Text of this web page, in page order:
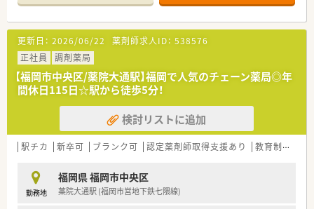
仕事帰りのお買い物や用事にも大変便利な環境にあります。
【法人特徴について】
■福岡県を中心にドラッグストアと調剤薬局を100店舗以上展
開しており、創業40年を超える地域密着型の安定した成長企業
です。
■調剤部門とドラッグ部門の分業が徹底されているため、薬剤師
はレジ打ちや品出しに追われることなく専門業務に集中できま
す。
■健康経営優良法人ホワイト500に5年連続で認定されており、
社員の健康増進や法令遵守を何よりも大切にしている法人で
す。
【こんな取り組みをしています】
■地場チェーン3社が合同で開催する学術大会や自社のコンベン
ションを通じ、店舗の垣根を越えた社員同士の交流を深めていま
更新日： 2026/06/22 薬剤師求人ID： 538576
正社員
調剤薬局
【福岡市中央区/薬院大通駅】福岡で人気のチェーン薬局◎年
間休日115日☆駅から徒歩5分！
検討リストに追加
駅チカ 新卒可 ブランク可 認定薬剤師取得支援あり 教育制度あり
勤務地
福岡県 福岡市中央区
薬院大通駅 (福岡市営地下鉄七隈線)